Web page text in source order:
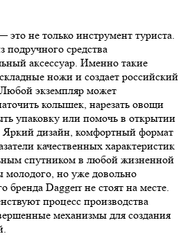
не только инструмент туриста.
подручного средства
аксессуар. Именно такие
ножи и создает российский
экземпляр может
колышек, нарезать овощи
упаковку или помочь в открытии
дизайн, комфортный формат
качественных характеристик
спутником в любой жизненной
молодого, но уже довольно
бренда Daggerr не стоят на месте.
процесс производства
механизмы для создания